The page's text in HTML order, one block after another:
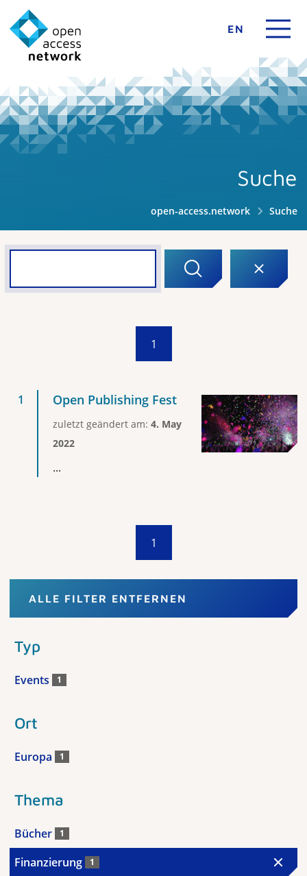
EN
Suche
open-access.network Suche
1
Open Publishing Fest
zuletzt geändert am: 4. May
2022
...
1
ALLE FILTER ENTFERNEN
Typ
Events 1
Ort
Europa 1
Thema
Bücher 1
Finanzierung 1